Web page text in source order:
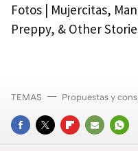
Fotos | Mujercitas,
Preppy, & Other
FACEBOOK
TWITTERFLIPBOARD
E-
TEMAS Propuestas y